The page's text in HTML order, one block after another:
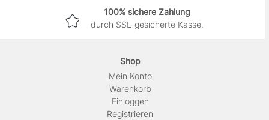
100% sichere Zahlung
durch SSL-gesicherte Kasse.
Shop
Mein Konto
Warenkorb
Einloggen
Registrieren